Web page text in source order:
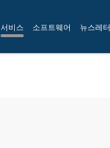
서비스 소프트웨어 뉴스레터